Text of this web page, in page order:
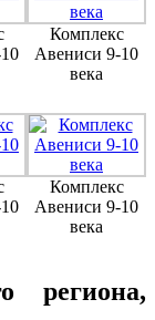
Комплекс
Авениси 9-10
века
Комплекс
Авениси 9-10
века
региона,